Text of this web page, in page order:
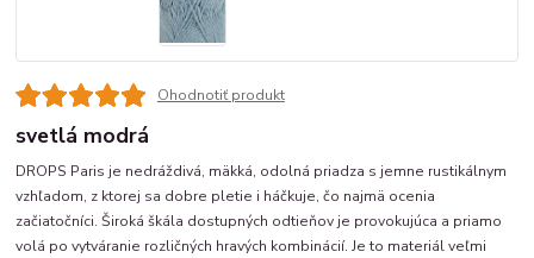
Ohodnotiť produkt
svetlá modrá
DROPS Paris je nedráždivá, mäkká, odolná priadza s jemne rustikálnym
vzhľadom, z ktorej sa dobre pletie i háčkuje, čo najmä ocenia
začiatočníci. Široká škála dostupných odtieňov je provokujúca a priamo
volá po vytváranie rozličných hravých kombinácií. Je to materiál veľmi